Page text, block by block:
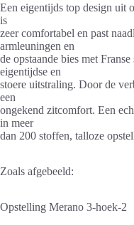
Een eigentijds top design uit
is
zeer comfortabel en past
armleuningen en
de opstaande bies met
eigentijdse en
stoere uitstraling. Door de
een
ongekend zitcomfort. Een
in meer
dan 200 stoffen, talloze
Zoals afgebeeld:
Opstelling Merano 3-hoek-2